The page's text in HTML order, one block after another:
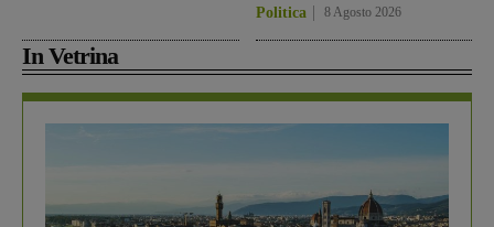
Politica 8 Agosto 2026
In Vetrina